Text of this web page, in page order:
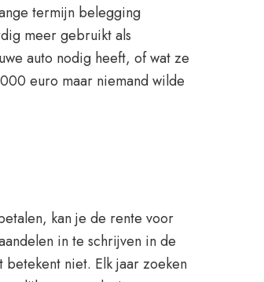
termijn belegging
meer gebruikt als
auto nodig heeft, of wat ze
euro maar niemand wilde
kan je de rente voor
in te schrijven in de
niet. Elk jaar zoeken